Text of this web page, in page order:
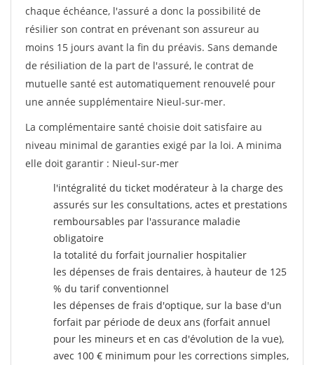
chaque échéance, l'assuré a donc la possibilité de
résilier son contrat en prévenant son assureur au
moins 15 jours avant la fin du préavis. Sans demande
de résiliation de la part de l'assuré, le contrat de
mutuelle santé est automatiquement renouvelé pour
une année supplémentaire Nieul-sur-mer.
La complémentaire santé choisie doit satisfaire au
niveau minimal de garanties exigé par la loi. A minima
elle doit garantir : Nieul-sur-mer
l'intégralité du ticket modérateur à la charge des
assurés sur les consultations, actes et prestations
remboursables par l'assurance maladie
obligatoire
la totalité du forfait journalier hospitalier
les dépenses de frais dentaires, à hauteur de 125
% du tarif conventionnel
les dépenses de frais d'optique, sur la base d'un
forfait par période de deux ans (forfait annuel
pour les mineurs et en cas d'évolution de la vue),
avec 100 € minimum pour les corrections simples,